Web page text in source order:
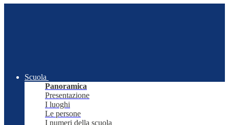
Scuola
Panoramica
Presentazione
I luoghi
Le persone
I numeri della scuola